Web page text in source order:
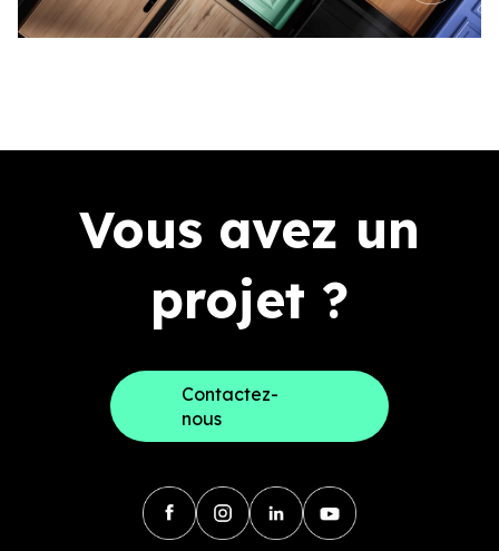
Vous avez un
projet ?
Contactez-
nous